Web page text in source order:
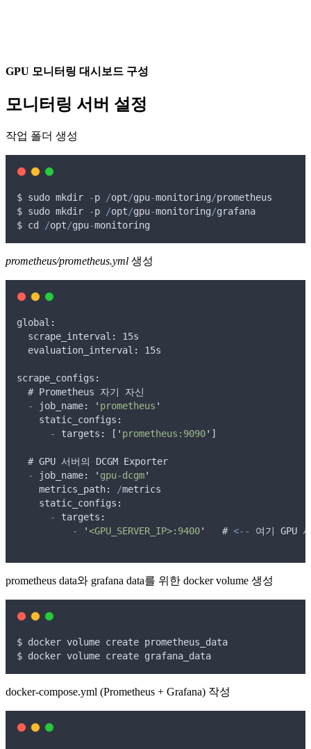
GPU 모니터링 대시보드 구성
모니터링 서버 설정
작업 폴더 생성
$ sudo mkdir -p /opt/gpu-monitoring/prometheus
$ sudo mkdir -p /opt/gpu-monitoring/grafana
$ cd /opt/gpu-monitoring
prometheus/prometheus.yml 생성
global :
  scrape_interval
: 15s
  evaluation_interval
: 15s
scrape_configs :
  #
Prometheus 자기
자신
-
job_name: ' prometheus '
    static_configs
:
-
targets : [ ' prometheus:9090' ]
  #
GPU 서버의 DCGM Exporter
-
job_name: ' gpu-dcgm'
    metrics_path
: /metrics
    static_configs
:
-
targets :
-
'<GPU_SERVER_IP>:9400'
   #
<-- 여기 GPU
prometheus data와 grafana data를 위한 docker volume 생성
$ docker volume create prometheus_data
$ docker volume create grafana_data
docker-compose.yml (Prometheus + Grafana) 작성